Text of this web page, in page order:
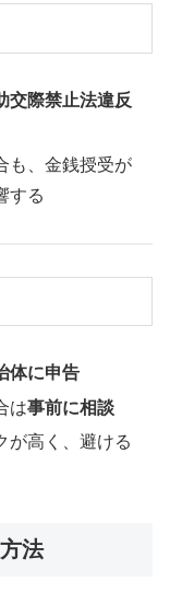
交際禁止法違反
も、金銭授受が
する
体に申告
は事前に相談
が高く、避ける
法